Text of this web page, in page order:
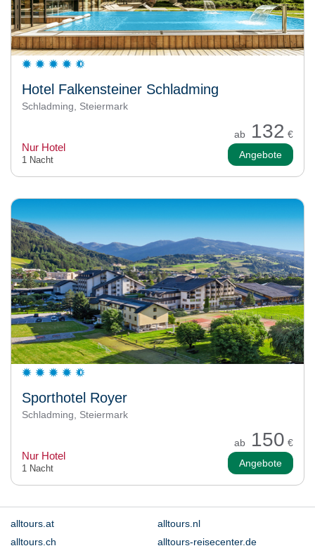
Hotel Falkensteiner Schladming
Schladming, Steiermark
ab 132 €
Nur Hotel
1 Nacht Angebote
Sporthotel Royer
Schladming, Steiermark
ab 150 €
Nur Hotel
1 Nacht Angebote
alltours.at
alltours.nl
alltours.ch
alltours-reisecenter.de